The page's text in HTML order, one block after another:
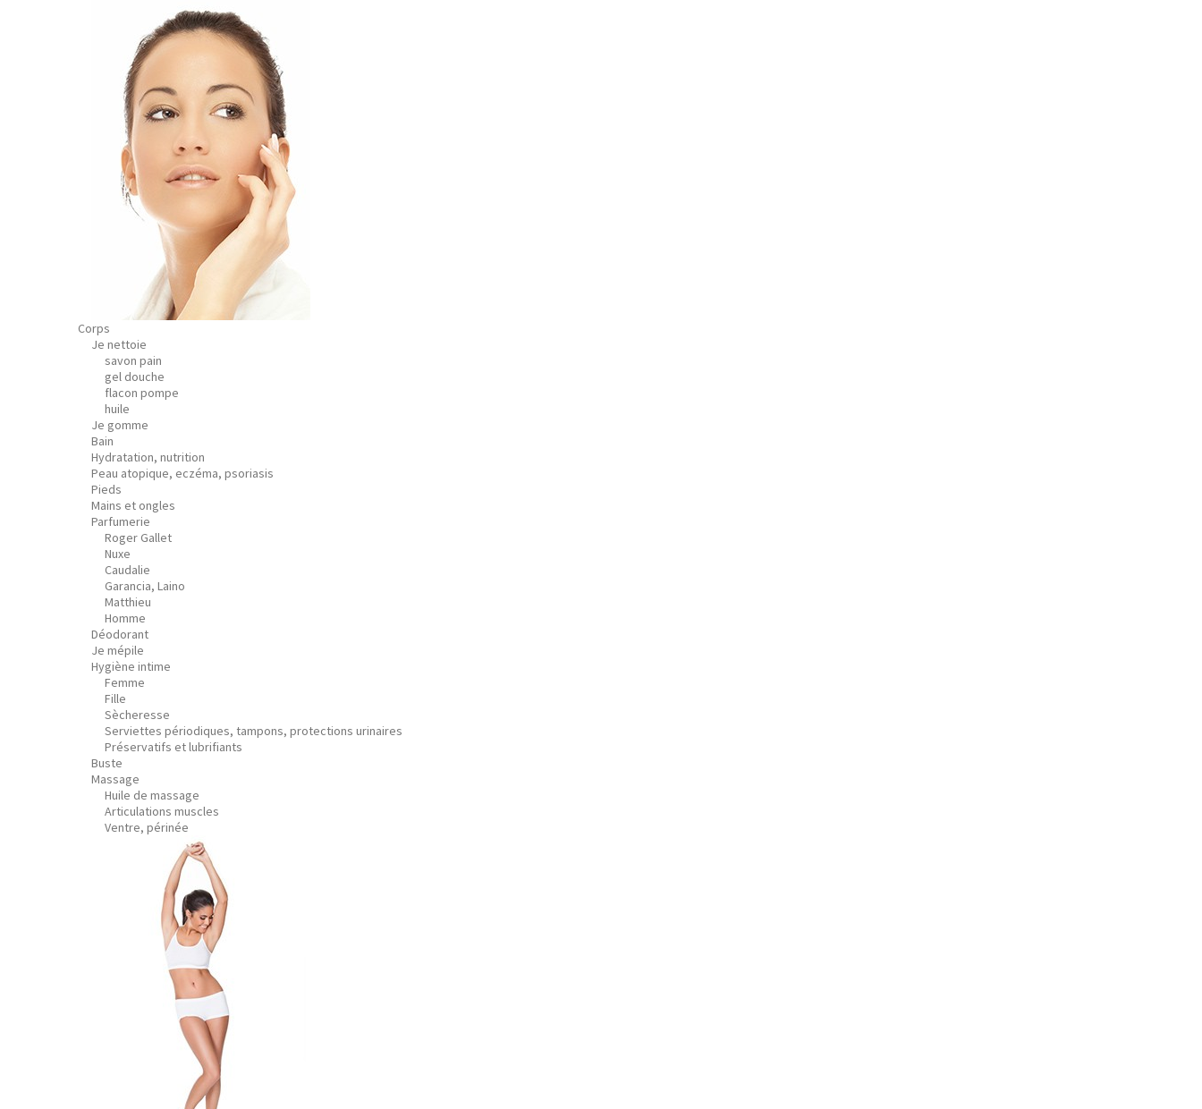
Corps
Je nettoie
savon pain
gel douche
flacon pompe
huile
Je gomme
Bain
Hydratation, nutrition
Peau atopique, eczéma, psoriasis
Pieds
Mains et ongles
Parfumerie
Roger Gallet
Nuxe
Caudalie
Garancia, Laino
Matthieu
Homme
Déodorant
Je mépile
Hygiène intime
Femme
Fille
Sècheresse
Serviettes périodiques, tampons, protections urinaires
Préservatifs et lubrifiants
Buste
Massage
Huile de massage
Articulations muscles
Ventre, périnée